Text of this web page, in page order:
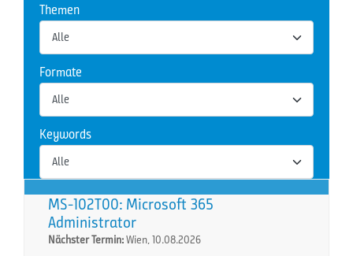
Themen
Formate
Keywords
MS-102T00: Microsoft 365
Administrator
Nächster Termin:Wien, 10.08.2026